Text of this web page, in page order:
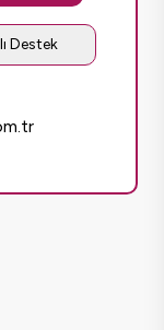
Destek